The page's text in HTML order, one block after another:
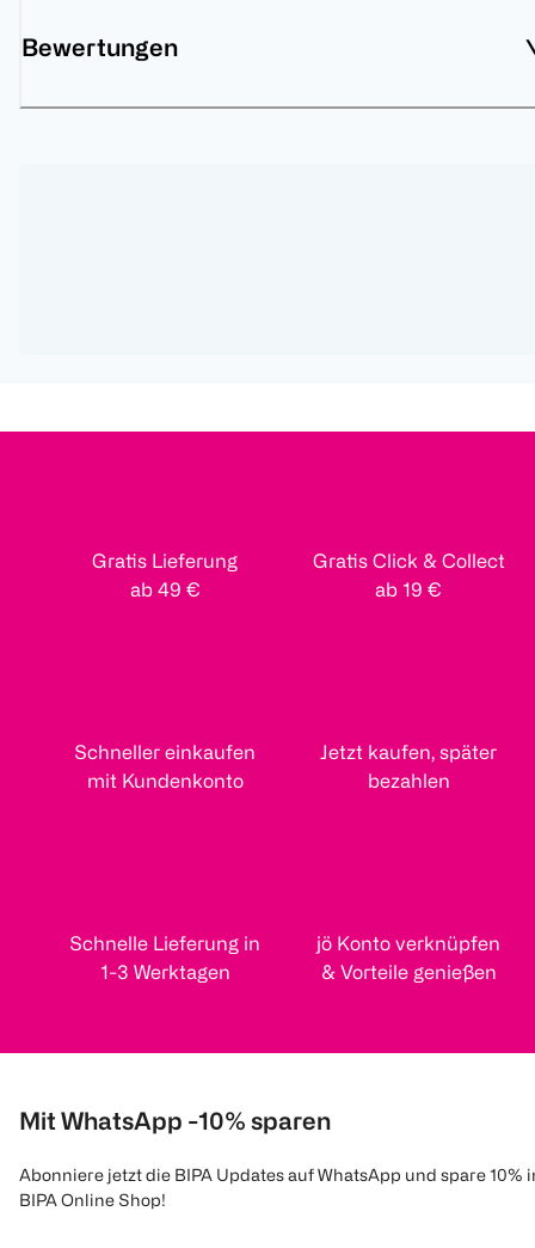
Bewertungen
Gratis Lieferung
ab 49 €
Gratis Click & Collect
ab 19 €
Schneller einkaufen
mit Kundenkonto
Jetzt kaufen, später
bezahlen
Schnelle Lieferung in
1-3 Werktagen
jö Konto verknüpfen
& Vorteile genießen
Mit WhatsApp -10% sparen
Abonniere jetzt die BIPA Updates auf WhatsApp und spare 10%
BIPA Online Shop!